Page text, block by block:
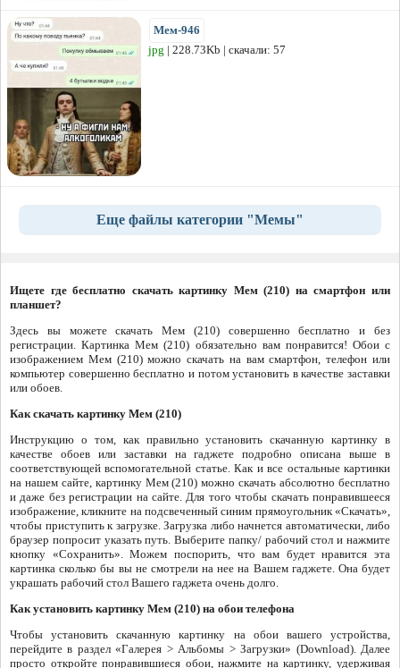
Мем-946
jpg | 228.73Kb | скачали: 57
Еще файлы категории "Мемы"
Ищете где бесплатно скачать картинку Мем (210) на смартфон или
планшет?
Здесь вы можете скачать Мем (210) совершенно бесплатно и без
регистрации. Картинка Мем (210) обязательно вам понравится! Обои с
изображением Мем (210) можно скачать на вам смартфон, телефон или
компьютер совершенно бесплатно и потом установить в качестве заставки
или обоев.
Как скачать картинку Мем (210)
Инструкцию о том, как правильно установить скачанную картинку в
качестве обоев или заставки на гаджете подробно описана выше в
соответствующей вспомогательной статье. Как и все остальные картинки
на нашем сайте, картинку Мем (210) можно скачать абсолютно бесплатно
и даже без регистрации на сайте. Для того чтобы скачать понравившееся
изображение, кликните на подсвеченный синим прямоугольник «Скачать»,
чтобы приступить к загрузке. Загрузка либо начнется автоматически, либо
браузер попросит указать путь. Выберите папку/ рабочий стол и нажмите
кнопку «Сохранить». Можем поспорить, что вам будет нравится эта
картинка сколько бы вы не смотрели на нее на Вашем гаджете. Она будет
украшать рабочий стол Вашего гаджета очень долго.
Как установить картинку Мем (210) на обои телефона
Чтобы установить скачанную картинку на обои вашего устройства,
перейдите в раздел «Галерея > Альбомы > Загрузки» (Download). Далее
просто откройте понравившиеся обои, нажмите на картинку, удерживая